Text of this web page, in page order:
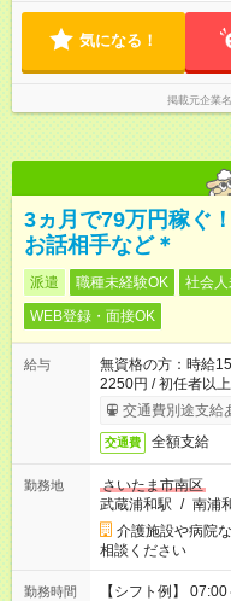
気になる！
掲載元企業名
3ヵ月で79万円稼ぐ
お話相手など＊
派遣 職種未経験OK 社会
WEB登録・面接OK
給与
無資格の方：時給
2250円 / 初任者以
交通費別途支給
交通費 全額支給
勤務地
さいたま市南区
武蔵浦和駅 / 南浦
介護施設や病院
相談ください
勤務時間
【シフト例】 07:00